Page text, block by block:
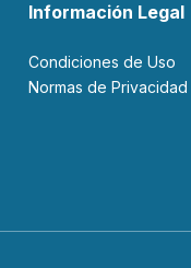
Información Legal
Condiciones de Uso
Normas de Privacidad